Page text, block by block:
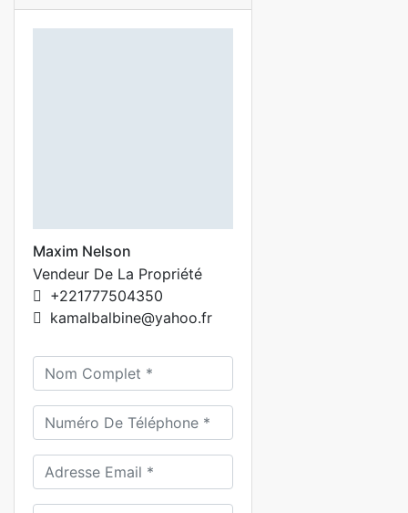
Maxim Nelson
Vendeur De La Propriété
+221777504350
kamalbalbine@yahoo.fr